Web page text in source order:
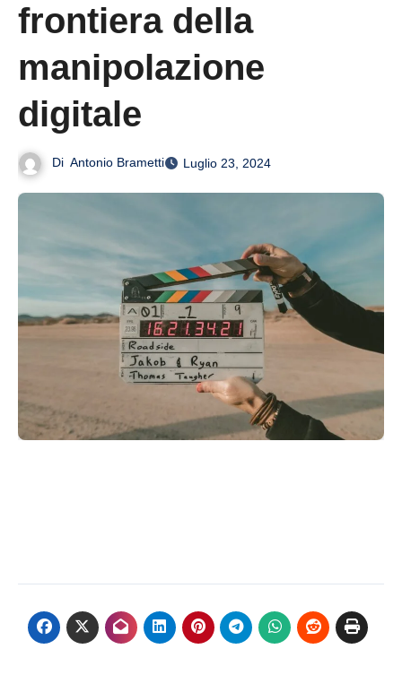
frontiera della
manipolazione
digitale
Di Antonio Brametti Luglio 23, 2024